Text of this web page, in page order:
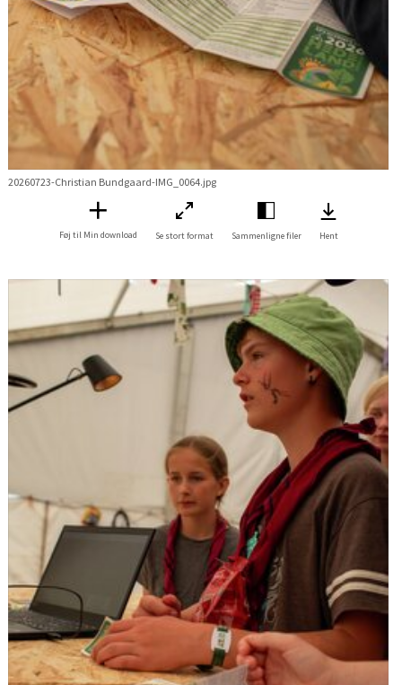
20260723-Christian Bundgaard-IMG_0064.jpg
Føj til Min download Se stort format Sammenligne filer Hent